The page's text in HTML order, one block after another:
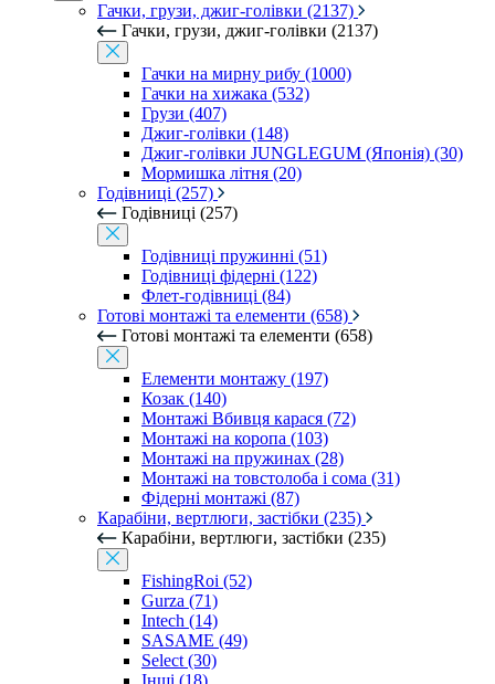
Гачки, грузи, джиг-голівки (2137)
Гачки, грузи, джиг-голівки (2137)
Гачки на мирну рибу (1000)
Гачки на хижака (532)
Грузи (407)
Джиг-голівки (148)
Джиг-голівки JUNGLEGUM (Японія) (30)
Мормишка літня (20)
Годівниці (257)
Годівниці (257)
Годівниці пружинні (51)
Годівниці фідерні (122)
Флет-годівниці (84)
Готові монтажі та елементи (658)
Готові монтажі та елементи (658)
Елементи монтажу (197)
Козак (140)
Монтажі Вбивця карася (72)
Монтажі на коропа (103)
Монтажі на пружинах (28)
Монтажі на товстолоба і сома (31)
Фідерні монтажі (87)
Карабіни, вертлюги, застібки (235)
Карабіни, вертлюги, застібки (235)
FishingRoi (52)
Gurza (71)
Intech (14)
SASAME (49)
Select (30)
Інші (18)